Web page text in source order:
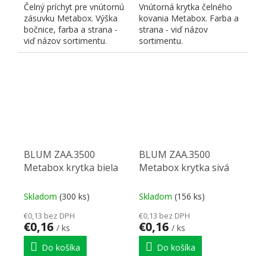
Čelný príchyt pre vnútornú
zásuvku Metabox. Výška
bočnice, farba a strana -
viď názov sortimentu.
Vnútorná krytka čelného
kovania Metabox. Farba a
strana - viď názov
sortimentu.
BLUM ZAA.3500
Metabox krytka biela
Skladom (300 ks)
€0,13 bez DPH
€0,16 / ks
Do košíka
BLUM ZAA.3500
Metabox krytka sivá
Skladom (156 ks)
€0,13 bez DPH
€0,16 / ks
Do košíka